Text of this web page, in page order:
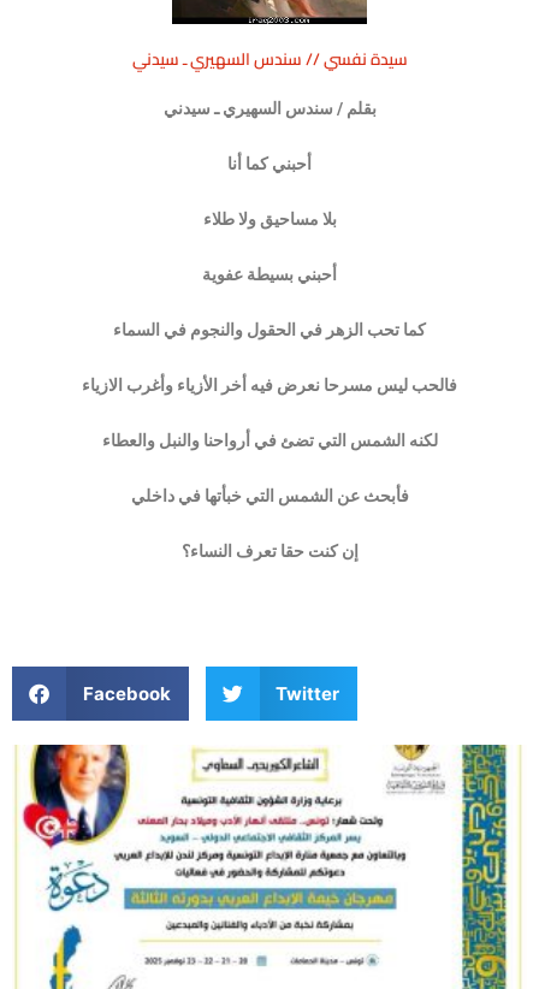
سيدة نفسي // سندس السهيري ـ سيدني
بقلم / سندس السهيري ـ سيدني
أحبني كما أنا
بلا مساحيق ولا طلاء
أحبني بسيطة عفوية
كما تحب الزهر في الحقول والنجوم في السماء
فالحب ليس مسرحا نعرض فيه أخر الأزياء وأغرب الازياء
لكنه الشمس التي تضئ في أرواحنا والنبل والعطاء
فأبحث عن الشمس التي خبأتها في داخلي
إن كنت حقا تعرف النساء؟
Facebook Twitter